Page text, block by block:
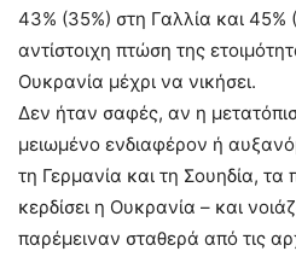
43% (35%) στη Γαλλία και 45%
αντίστοιχη πτώση της
Ουκρανία μέχρι να νικήσει.
Δεν ήταν σαφές, αν η
μειωμένο ενδιαφέρον ή
τη Γερμανία και τη Σουηδία,
κερδίσει η Ουκρανία – και
παρέμειναν σταθερά από τις